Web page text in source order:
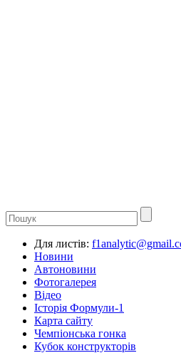
Для листів:
Новини
Автоновини
Фотогалерея
Відео
Історія Формули-1
Карта сайту
Чемпіонська гонка
Кубок конструкторів